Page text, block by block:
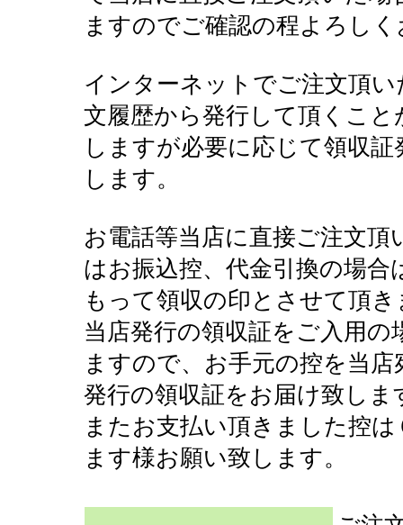
ますのでご確認の程よろし
インターネットでご注文頂
文履歴から発行して頂くこ
しますが必要に応じて領収
します。
お電話等当店に直接ご注文頂
はお振込控、代金引換の場
もって領収の印とさせて頂き
当店発行の領収証をご入用
ますので、お手元の控を当
発行の領収証をお届け致しま
またお支払い頂きました控
ます様お願い致します。